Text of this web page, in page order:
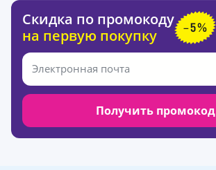
Скидка по промокоду
на первую покупку
Получить промокод